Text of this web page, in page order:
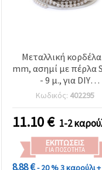
Μεταλλική
mm, ασημί με πέρλα
- 9 μ., για DIY
χειροτεχνίες,
κοσμήματα, στολές
διακόσμηση γάμου
Κωδικός: 402295
11.10€ 1-2
ΕΚΠΤΏΣΕΙΣ
ΓΙΑ ΠΟΣΌΤΗΤΑ
8.88 €- 20 %3 καρούλι +